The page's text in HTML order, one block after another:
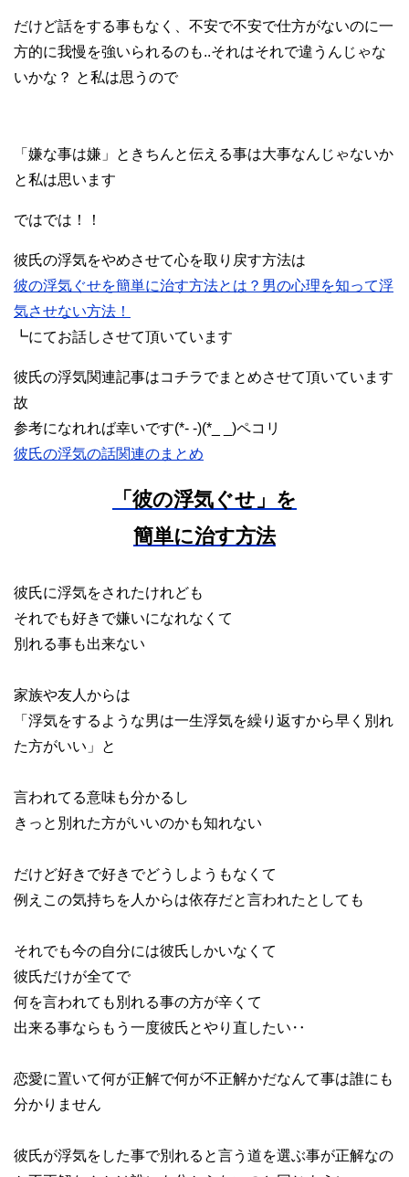
だけど話をする事もなく、不安で不安で仕方がないのに一
方的に我慢を強いられるのも..それはそれで違うんじゃな
いかな？ と私は思うので
「嫌な事は嫌」ときちんと伝える事は大事なんじゃないか
と私は思います
ではでは！！
彼氏の浮気をやめさせて心を取り戻す方法は
彼の浮気ぐせを簡単に治す方法とは？男の心理を知って浮
気させない方法！
┗にてお話しさせて頂いています
彼氏の浮気関連記事はコチラでまとめさせて頂いています
故
参考になれれば幸いです(*- -)(*_ _)ペコリ
彼氏の浮気の話関連のまとめ
「彼の浮気ぐせ」を
簡単に治す方法
彼氏に浮気をされたけれども
それでも好きで嫌いになれなくて
別れる事も出来ない
家族や友人からは
「浮気をするような男は一生浮気を繰り返すから早く別れ
た方がいい」と
言われてる意味も分かるし
きっと別れた方がいいのかも知れない
だけど好きで好きでどうしようもなくて
例えこの気持ちを人からは依存だと言われたとしても
それでも今の自分には彼氏しかいなくて
彼氏だけが全てで
何を言われても別れる事の方が辛くて
出来る事ならもう一度彼氏とやり直したい‥
恋愛に置いて何が正解で何が不正解かだなんて事は誰にも
分かりません
彼氏が浮気をした事で別れると言う道を選ぶ事が正解なの